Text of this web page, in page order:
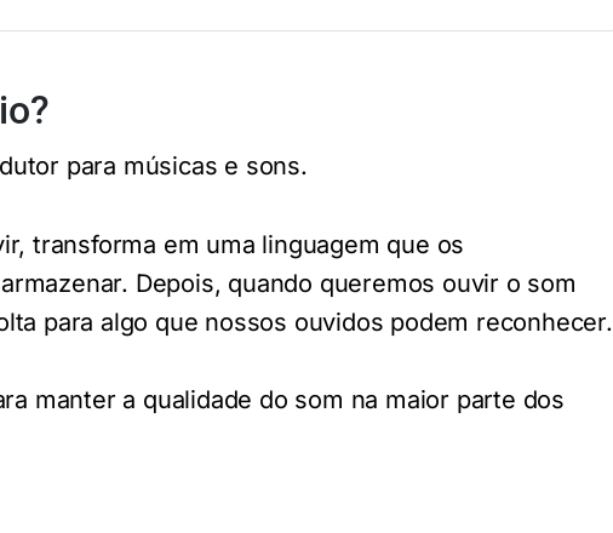
para músicas e sons.
transforma em uma linguagem que os
Depois, quando queremos ouvir o som
para algo que nossos ouvidos podem reconhecer.
manter a qualidade do som na maior parte dos